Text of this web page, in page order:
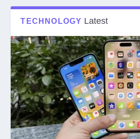
TECHNOLOGY Latest